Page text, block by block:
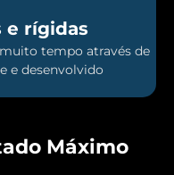
e rígidas
tempo através de
e desenvolvido
Máximo